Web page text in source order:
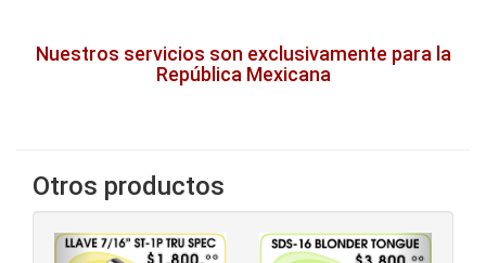
Nuestros servicios son exclusivamente para la
República Mexicana
Otros productos